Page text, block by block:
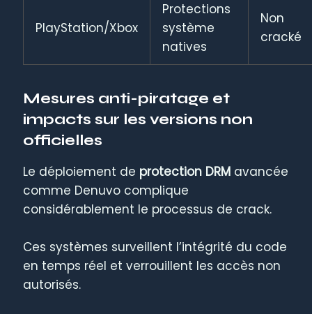
PlayStation/Xbox
Protections
système
natives
Non
cracké
Mesures anti-piratage et
impacts sur les versions non
officielles
Le déploiement de protection DRM avancée
comme Denuvo complique
considérablement le processus de crack.
Ces systèmes surveillent l’intégrité du code
en temps réel et verrouillent les accès non
autorisés.